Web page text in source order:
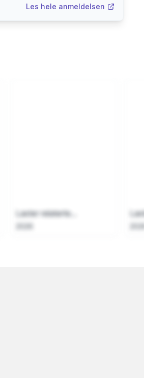
Les hele anmeldelsen
Laster relaterte...